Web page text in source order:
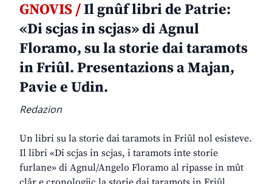
GNOVIS /Il gnûf libri de Patrie:
«Di scjas in scjas» di Agnul
Floramo, su la storie dai taramots
in Friûl. Presentazions a Majan,
Pavie e Udin.
Redazion
Un libri su la storie dai taramots in Friûl nol esisteve.
Il libri «Di scjas in scjas, i taramots inte storie
furlane» di Agnul/Angelo Floramo al ripasse in mût